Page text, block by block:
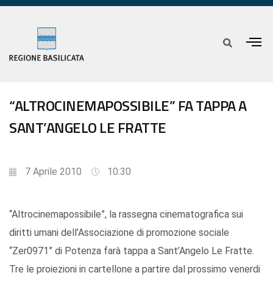
“ALTROCINEMAPOSSIBILE” FA TAPPA A
SANT’ANGELO LE FRATTE
7 Aprile 2010 10:30
“Altrocinemapossibile”, la rassegna cinematografica sui
diritti umani dell’Associazione di promozione sociale
“Zer0971” di Potenza farà tappa a Sant’Angelo Le Fratte.
Tre le proiezioni in cartellone a partire dal prossimo venerdi